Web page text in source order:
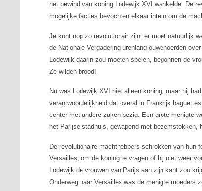
het bewind van koning Lodewijk XVI wankelde. De
mogelijke facties bevochten elkaar intern om de
Je kunt nog zo revolutionair zijn: er moet natuurlijk
de Nationale Vergadering urenlang ouwehoerden
Lodewijk daarin zou moeten spelen, begonnen de
Ze wilden brood!
Nu was Lodewijk XVI niet alleen koning, maar hij
verantwoordelijkheid dat overal in Frankrijk
echter met andere zaken bezig. Een grote menigte
het Parijse stadhuis, gewapend met bezemstokken,
De revolutionaire machthebbers schrokken van
Versailles, om de koning te vragen of hij niet weer
Lodewijk de vrouwen van Parijs aan zijn kant zou
Onderweg naar Versailles was de menigte moeders